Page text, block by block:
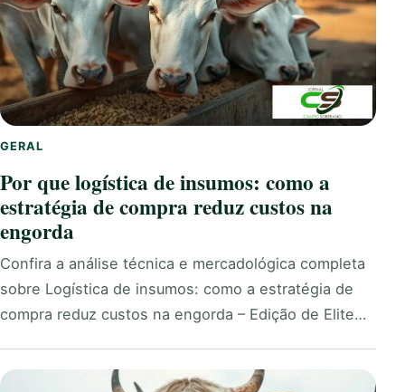
GERAL
Por que logística de insumos: como a
estratégia de compra reduz custos na
engorda
Confira a análise técnica e mercadológica completa
sobre Logística de insumos: como a estratégia de
compra reduz custos na engorda – Edição de Elite…